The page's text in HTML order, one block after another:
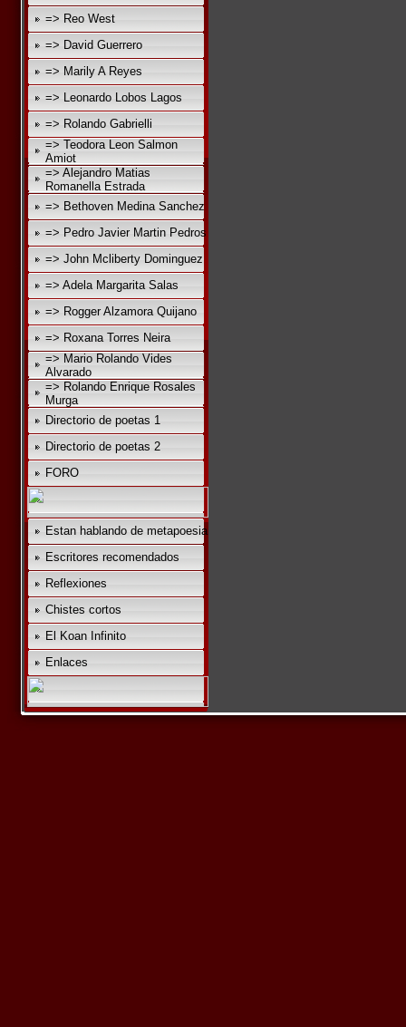
=> Reo West
=> David Guerrero
=> Marily A Reyes
=> Leonardo Lobos Lagos
=> Rolando Gabrielli
=> Teodora Leon Salmon
Amiot
=> Alejandro Matias
Romanella Estrada
=> Bethoven Medina Sanchez
=> Pedro Javier Martin Pedros
=> John Mcliberty Dominguez
=> Adela Margarita Salas
=> Rogger Alzamora Quijano
=> Roxana Torres Neira
=> Mario Rolando Vides
Alvarado
=> Rolando Enrique Rosales
Murga
Directorio de poetas 1
Directorio de poetas 2
FORO
Estan hablando de metapoesia
Escritores recomendados
Reflexiones
Chistes cortos
El Koan Infinito
Enlaces